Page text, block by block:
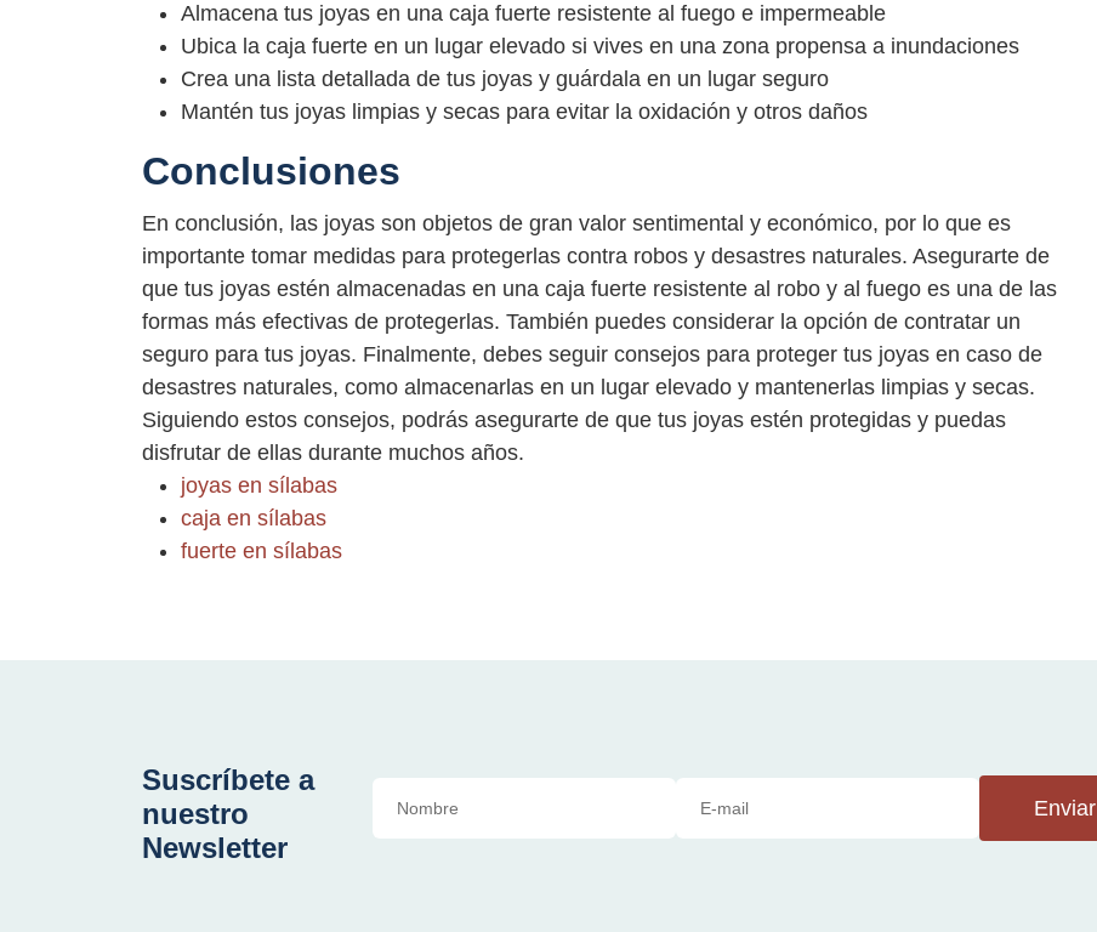
Almacena tus joyas en una caja fuerte resistente al fuego e impermeable
Ubica la caja fuerte en un lugar elevado si vives en una zona propensa a inundaciones
Crea una lista detallada de tus joyas y guárdala en un lugar seguro
Mantén tus joyas limpias y secas para evitar la oxidación y otros daños
Conclusiones
En conclusión, las joyas son objetos de gran valor sentimental y económico, por lo que es
importante tomar medidas para protegerlas contra robos y desastres naturales. Asegurarte de
que tus joyas estén almacenadas en una caja fuerte resistente al robo y al fuego es una de las
formas más efectivas de protegerlas. También puedes considerar la opción de contratar un
seguro para tus joyas. Finalmente, debes seguir consejos para proteger tus joyas en caso de
desastres naturales, como almacenarlas en un lugar elevado y mantenerlas limpias y secas.
Siguiendo estos consejos, podrás asegurarte de que tus joyas estén protegidas y puedas
disfrutar de ellas durante muchos años.
joyas en sílabas
caja en sílabas
fuerte en sílabas
Suscríbete a
nuestro
Newsletter
Enviar